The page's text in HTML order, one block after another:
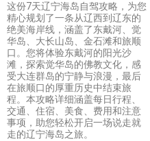
这份7天辽宁海岛自驾攻略，为您
精心规划了一条从辽西到辽东的
绝美海岸线，涵盖了东戴河、觉
华岛、大长山岛、金石滩和旅顺
口。您将体验东戴河的阳光沙
滩，探索觉华岛的佛教文化，感
受大连群岛的宁静与浪漫，最后
在旅顺口的厚重历史中结束旅
程。本攻略详细涵盖每日行程、
交通、住宿、美食、费用和注意
事项，助您轻松开启一场说走就
走的辽宁海岛之旅。